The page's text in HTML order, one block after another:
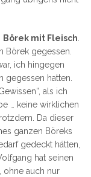
Börek mit Fleisch.
Börek gegessen.
ich hingegen
gegessen hatten.
als ich
… keine wirklichen
Da dieser
ganzen Böreks
gedeckt hätten,
hat seinen
ohne auch nur